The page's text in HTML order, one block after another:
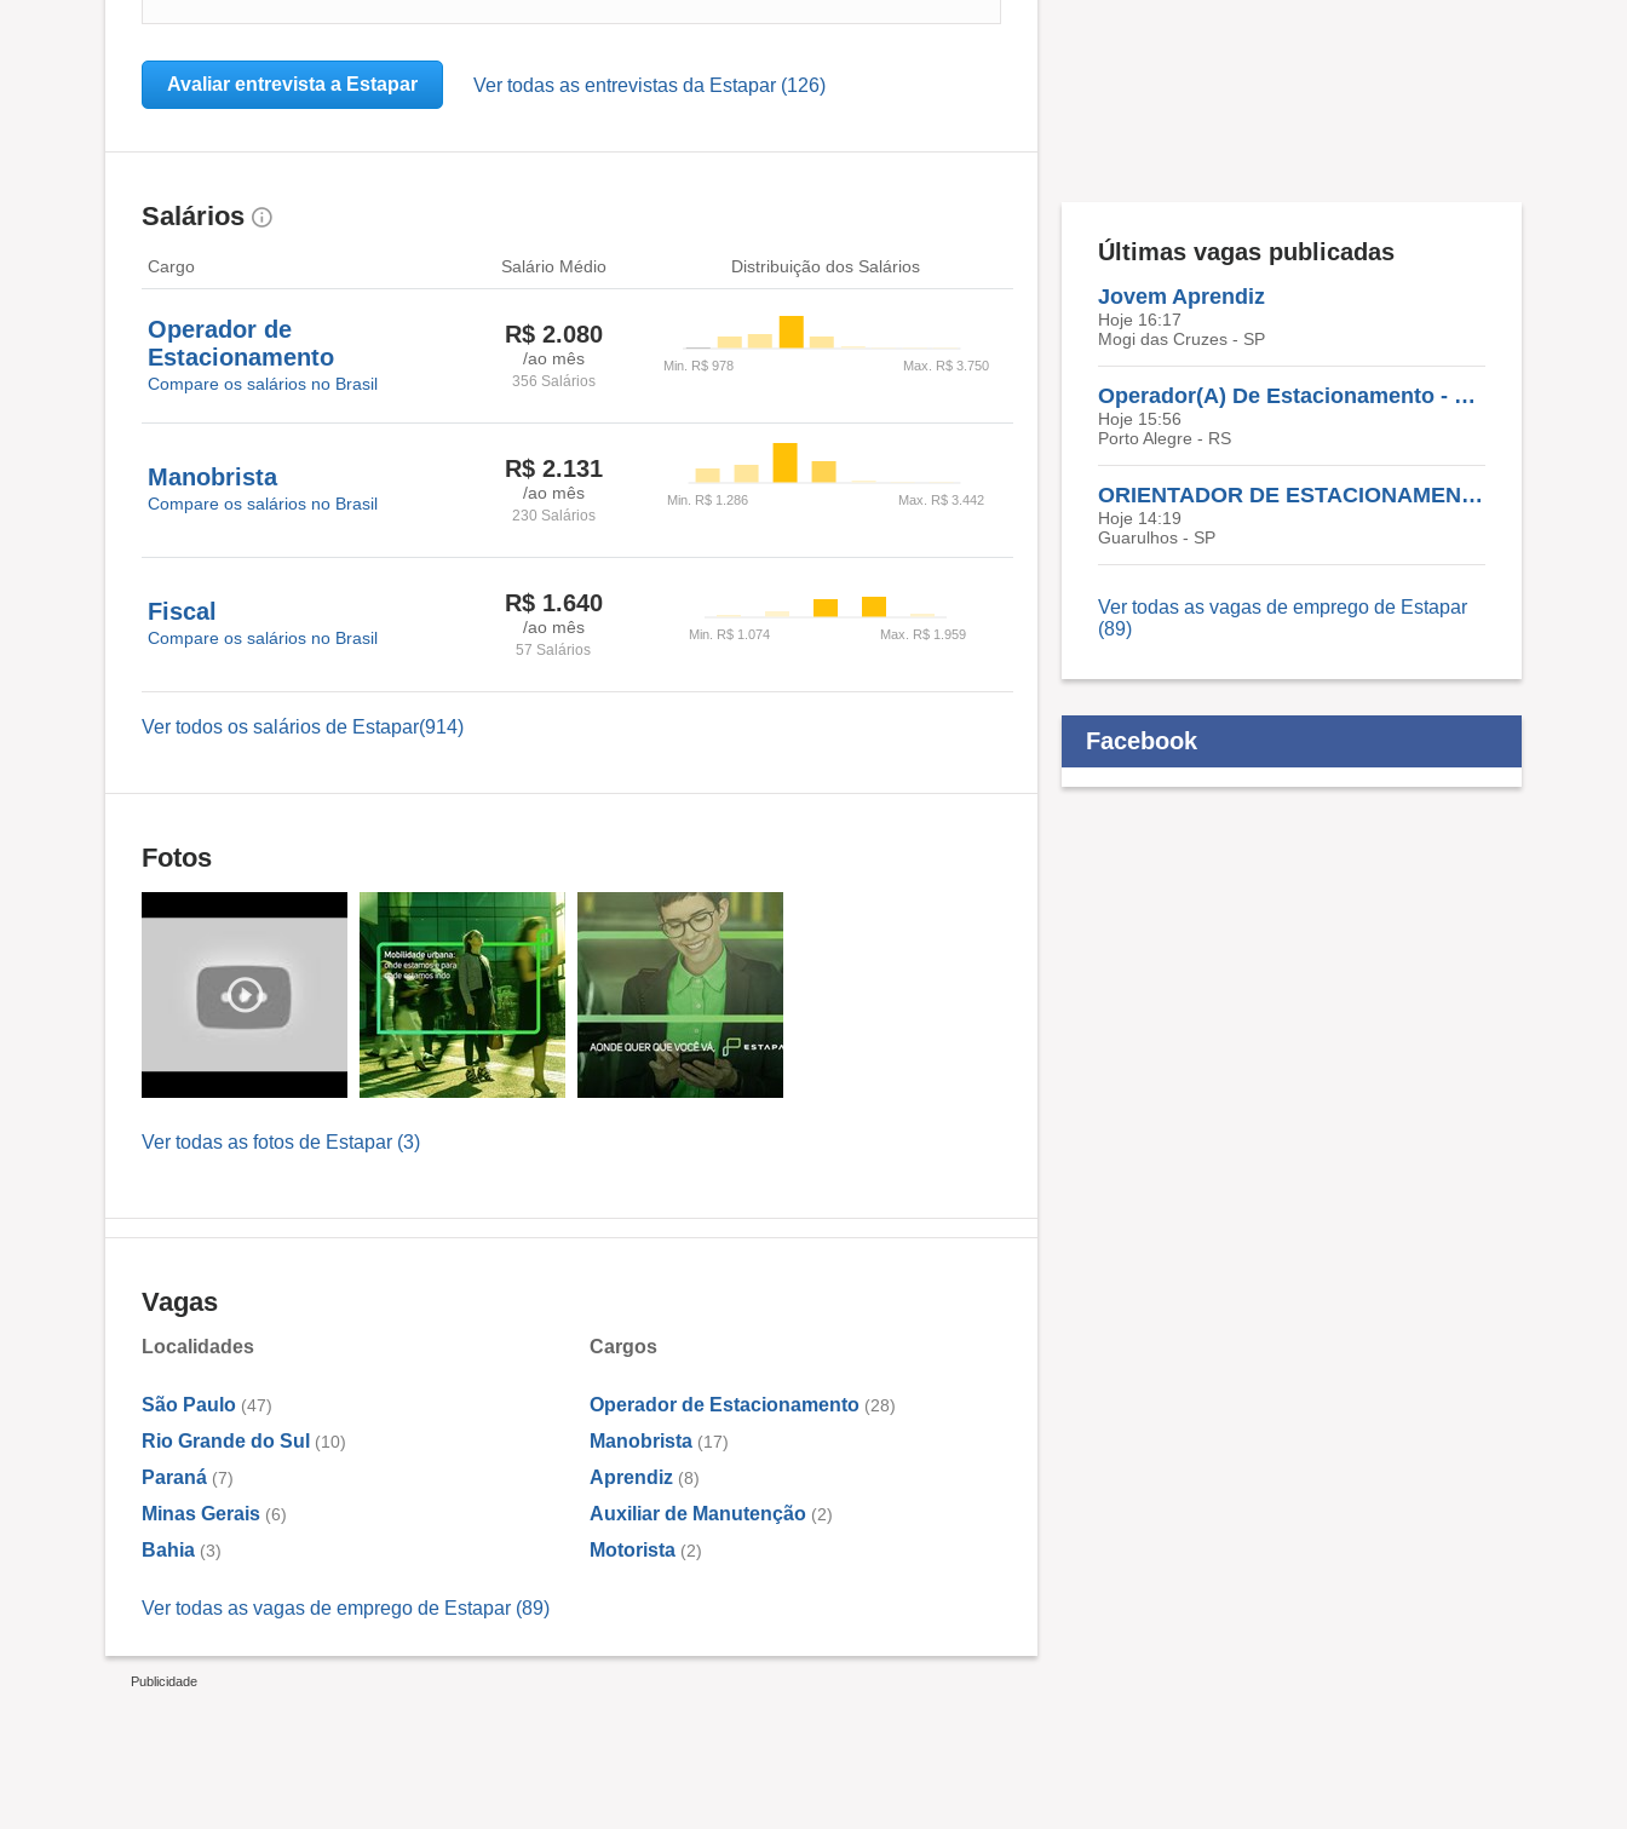
Avaliar entrevista a Estapar Ver todas as entrevistas da Estapar (126)
Salários
Cargo Salário Médio Distribuição dos Salários
Operador de
Estacionamento
Compare os salários no Brasil
R$ 2.080
/ao mês
356 Salários
Manobrista
Compare os salários no Brasil
R$ 2.131
/ao mês
230 Salários
Fiscal
Compare os salários no Brasil
R$ 1.640
/ao mês
57 Salários
Ver todos os salários de Estapar(914)
Fotos
Ver todas as fotos de Estapar (3)
Vagas
Localidades
São Paulo (47)
Rio Grande do Sul (10)
Paraná (7)
Minas Gerais (6)
Bahia (3)
Cargos
Operador de Estacionamento (28)
Manobrista (17)
Aprendiz (8)
Auxiliar de Manutenção (2)
Motorista (2)
Ver todas as vagas de emprego de Estapar (89)
Últimas vagas publicadas
Jovem Aprendiz
Hoje 16:17
Mogi das Cruzes - SP
Operador(A) De Estacionamento - 12X36 - Porto Alegre
Hoje 15:56
Porto Alegre - RS
ORIENTADOR DE ESTACIONAMENTO - GUARULHOS
Hoje 14:19
Guarulhos - SP
Ver todas as vagas de emprego de Estapar
(89)
Facebook